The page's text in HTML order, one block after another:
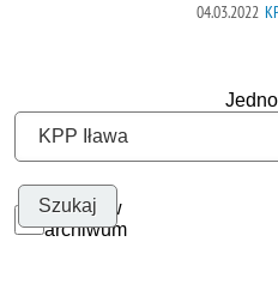
04.03.2022
Szukaj w
archiwum